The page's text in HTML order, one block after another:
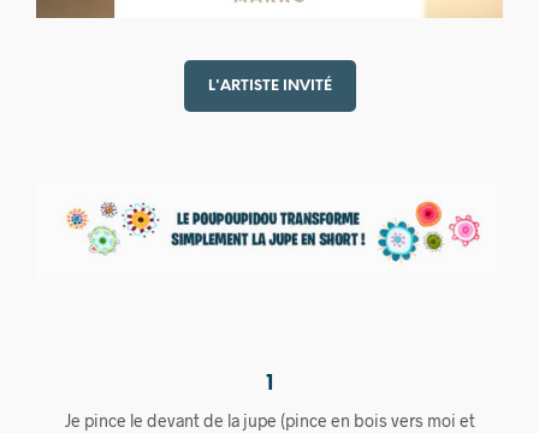
L'ARTISTE INVITÉ
1
Je pince le devant de la jupe (pince en bois vers moi et